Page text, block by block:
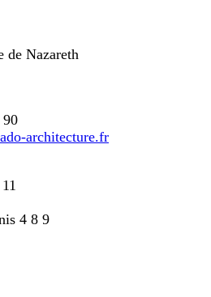
de Nazareth
architecture.fr
11
4 8 9